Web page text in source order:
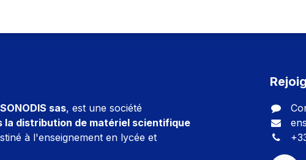
SONODIS sas, est une société
la distribution de matériel scientifique
à l'enseignement en lycée et